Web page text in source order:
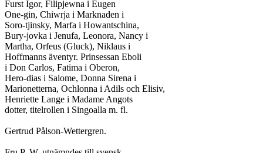
Furst Igor, Filipjewna i Eugen
One-gin, Chiwrja i Marknaden i
Soro-tjinsky, Marfa i Howantschina,
Bury-jovka i Jenufa, Leonora, Nancy i
Martha, Orfeus (Gluck), Niklaus i
Hoffmanns äventyr. Prinsessan Eboli
i Don Carlos, Fatima i Oberon,
Hero-dias i Salome, Donna Sirena i
Marionetterna, Ochlonna i Adils och Elisiv,
Henriette Lange i Madame Angots
dotter, titelrollen i Singoalla m. fl.
Gertrud Pålson-Wettergren.